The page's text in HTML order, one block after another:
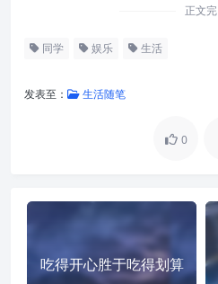
正文完
同学 娱乐 生活
发表至： 生活随笔
0
吃得开心胜于吃得划算